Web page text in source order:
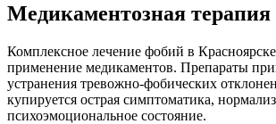
Медикаментозная терапия
Комплексное лечение фобий в
применение медикаментов. Препараты
устранения тревожно-фобических
купируется острая симптоматика,
психоэмоциональное состояние.